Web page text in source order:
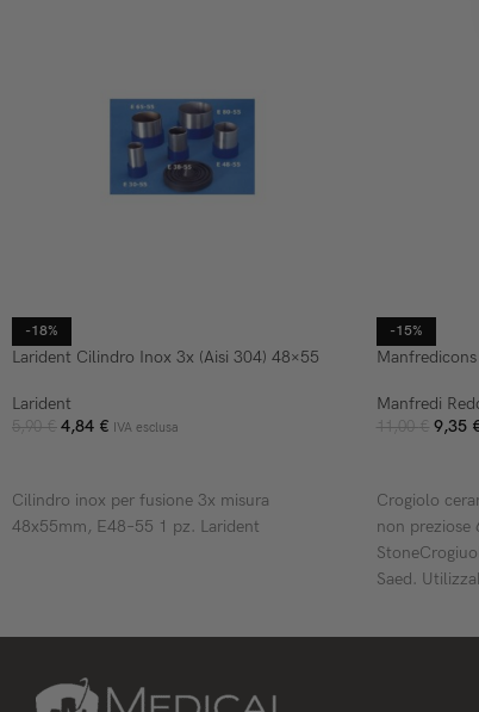
-18%
Larident Cilindro Inox 3x (Aisi 304) 48×55
Larident
5,90€ 4,84 € IVA esclusa
Cilindro inox per fusione 3x misura
48x55mm, E48–55 1 pz. Larident
-15%
Manfredi
11,00€ 9,35
Crogiolo
non preziose
Saed.